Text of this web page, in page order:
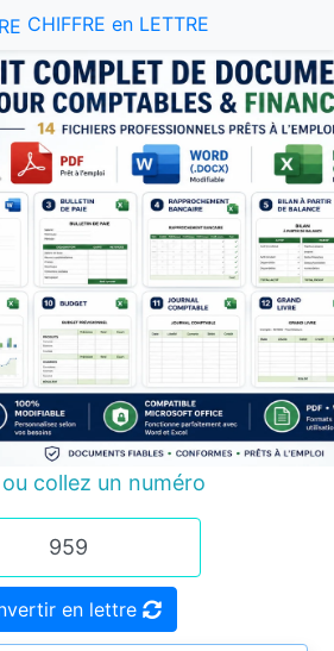
CHIFFRE en LETTRE
collez un numéro
en lettre